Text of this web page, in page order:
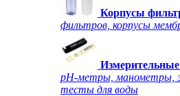
Корпусы
фильтров, корпусы
рН-метры, манометры,
тесты для воды